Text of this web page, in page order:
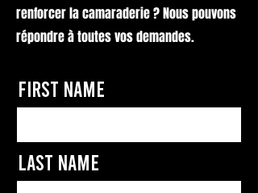
renforcer la camaraderie ? Nous pouvons
répondre à toutes vos demandes.
First Name
Last Name